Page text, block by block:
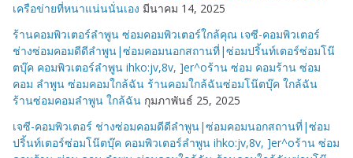
เครือข่ายที่หนาแน่นนั่นเอง มีนาคม 14, 2025
ร้านคอมพิวเตอร์ลำพูน ซ่อมคอมพิวเตอร์ใกล้คุณ เจซี-คอมพิวเตอร์
ช่างซ่อมคอมดีดีลำพูน|ซ่อมคอมนอกสถานที่|ซ่อมปริ้นท์เตอร์ซ่อมโน๊
ตบุ๊ค คอมพิวเตอร์ลำพูน ihko:jv,8v, ]er^oร้าน ซ่อม คอมร้าน ซ่อม
คอม ลำพูน ซ่อมคอมใกล้ฉัน ร้านคอมใกล้ฉันซ่อมโน๊ตบุ๊ค ใกล้ฉัน
ร้านซ่อมคอมลำพูน ใกล้ฉัน กุมภาพันธ์ 25, 2025
เจซี-คอมพิวเตอร์ ช่างซ่อมคอมดีดีลำพูน|ซ่อมคอมนอกสถานที่|ซ่อม
ปริ้นท์เตอร์ซ่อมโน๊ตบุ๊ค คอมพิวเตอร์ลำพูน ihko:jv,8v, ]er^oร้าน ซ่อม